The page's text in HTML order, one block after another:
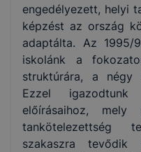
engedélyezett, helyi
képzést az ország
adaptálta. Az 1995/
iskolánk a
struktúrára, a négy
Ezzel
előírásaihoz,
tankötelezettség
szakaszra